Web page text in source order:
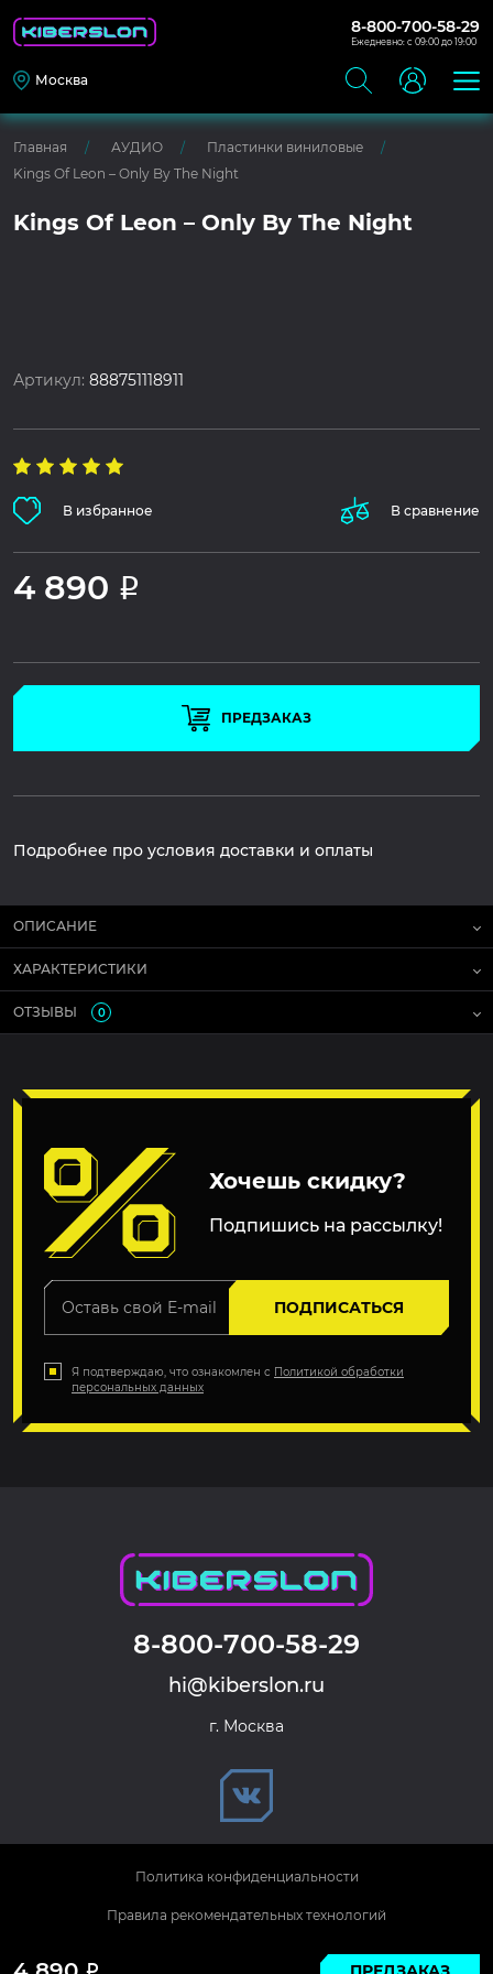
8-800-700-58-29
Ежедневно: с 09:00 до 19:00
Москва
Главная АУДИО
Пластинки виниловые
Kings Of Leon – Only By The Night
Kings Of Leon – Only By The Night
Артикул:888751118911
В избранное В сравнение
4 890 Р
ПРЕДЗАКАЗ
Подробнее про условия доставки и оплаты
Р
ОПИСАНИЕ
ХАРАКТЕРИСТИКИ
ОТЗЫВЫ 0
Хочешь скидку?
Подпишись на рассылку!
ПОДПИСАТЬСЯ
Я подтверждаю, что ознакомлен с Политикой обработки
персональных данных
8-800-700-58-29
hi@kiberslon.ru
г. Москва
© 2026 KIBERSLON. Все права защищены.
Политика конфиденциальности
Правила рекомендательных технологий